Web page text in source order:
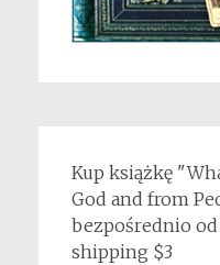
Kup książkę
God and from
bezpośrednio od
shipping $3